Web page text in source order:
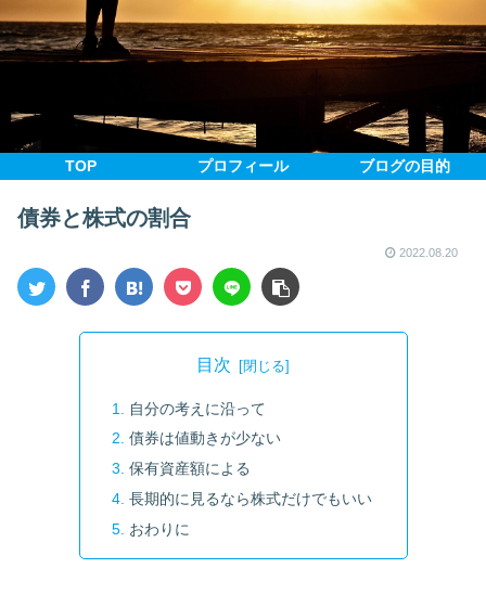
TOP プロフィール ブログの目的
債券と株式の割合
2022.08.20
目次
自分の考えに沿って
債券は値動きが少ない
保有資産額による
長期的に見るなら株式だけでもいい
おわりに